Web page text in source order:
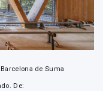
de Suma
De: